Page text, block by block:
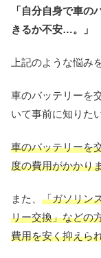
「自分自身で車
きるか不安…。」
上記のような悩み
車のバッテリーを
いて事前に知りた
車のバッテリーを
度の費用がかかり
また、 「ガソリン
リー交換」などの
費用を安く抑えら